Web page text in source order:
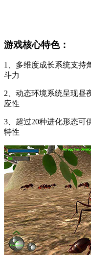
游戏核心特色：
1、多维度成长系统支持
斗力
2、动态环境系统呈现昼
应性
3、超过20种进化形态可
特性